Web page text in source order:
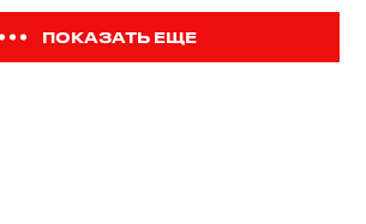
ПОКАЗАТЬ ЕЩЕ